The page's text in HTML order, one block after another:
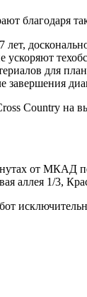
благодаря
для
завершения
Country на
от МКАД
аллея 1/3,